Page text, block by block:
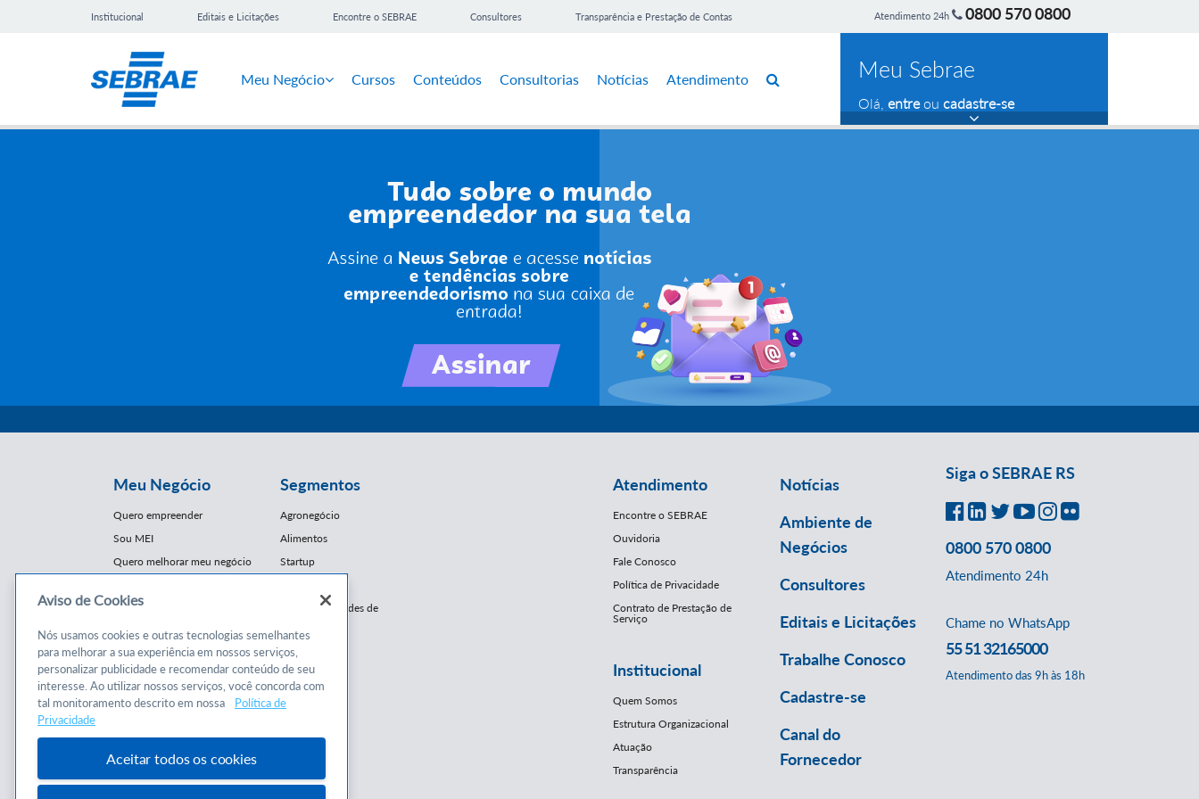
Institucional Editais e Licitações Encontre o SEBRAE Consultores Transparência e Prestação de Contas Atendimento 24h 0800 570 0800
Meu Negócio Cursos Conteúdos Consultorias Notícias Atendimento Meu Sebrae
Olá, entreou cadastre-se
Meu Negócio
Quero empreender
Sou MEI
Quero melhorar meu negócio
Cursos e
Conteúdos
Cursos
Consultorias
Programas
Segmentos
Agronegócio
Alimentos
Startup
Franquias / Redes de
Moda
Moveleiro
Saúde
Turismo
Mercopar
Atendimento
Encontre o SEBRAE
Ouvidoria
Fale Conosco
Política de Privacidade
Contrato de Prestação de
Serviço
Institucional
Quem Somos
Estrutura Organizacional
Atuação
Transparência
Notícias
Ambiente de
Negócios
Consultores
Editais e Licitações
Trabalhe Conosco
Cadastre-se
Canal do
Fornecedor
Siga o SEBRAE RS
0800 570 0800
Atendimento 24h
Chame no WhatsApp
55 51 32165000
Atendimento das 9h às 18h
Aviso de Cookies
Nós usamos cookies e outras tecnologias semelhantes
para melhorar a sua experiência em nossos serviços,
personalizar publicidade e recomendar conteúdo de seu
interesse. Ao utilizar nossos serviços, você concorda com
tal monitoramento descrito em nossa
Política de
Privacidade
Aceitar todos os cookies